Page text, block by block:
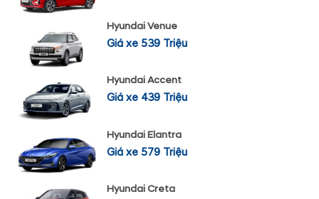
Hyundai Venue
Giá xe 539 Triệu
Hyundai Accent
Giá xe 439 Triệu
Hyundai Elantra
Giá xe 579 Triệu
Hyundai Creta